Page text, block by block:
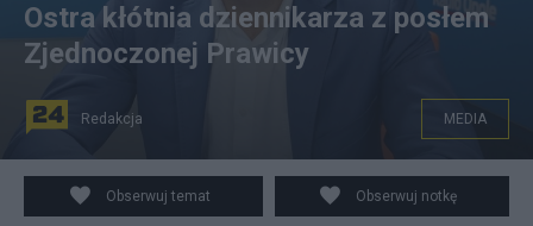
Poseł Zjednoczonej Prawicy Jakub Bortniczuk kontra
redaktor Wojciech Wybranowski.
Ostra kłótnia dziennikarza z posłem
Zjednoczonej Prawicy
Redakcja MEDIA
Obserwuj temat Obserwuj notkę